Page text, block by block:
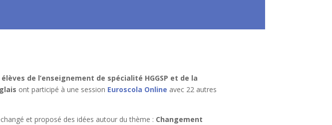
élèves de l’enseignement de spécialité HGGSP et de la
ont participé à une session Euroscola Online avec 22 autres
et proposé des idées autour du thème : Changement